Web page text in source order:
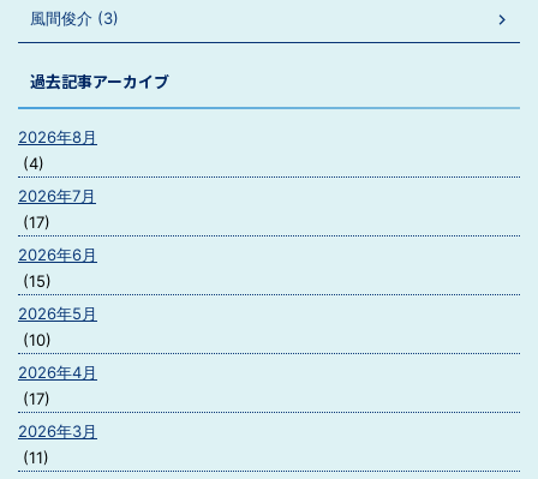
風間俊介 (3)
過去記事アーカイブ
2026年8月
(4)
2026年7月
(17)
2026年6月
(15)
2026年5月
(10)
2026年4月
(17)
2026年3月
(11)